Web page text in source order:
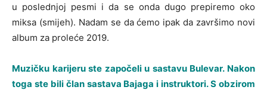
u poslednjoj pesmi i da se onda dugo prepiremo oko
miksa (smijeh). Nadam se da ćemo ipak da završimo novi
album za proleće 2019.
Muzičku karijeru ste započeli u sastavu Bulevar. Nakon
toga ste bili član sastava Bajaga i instruktori. S obzirom